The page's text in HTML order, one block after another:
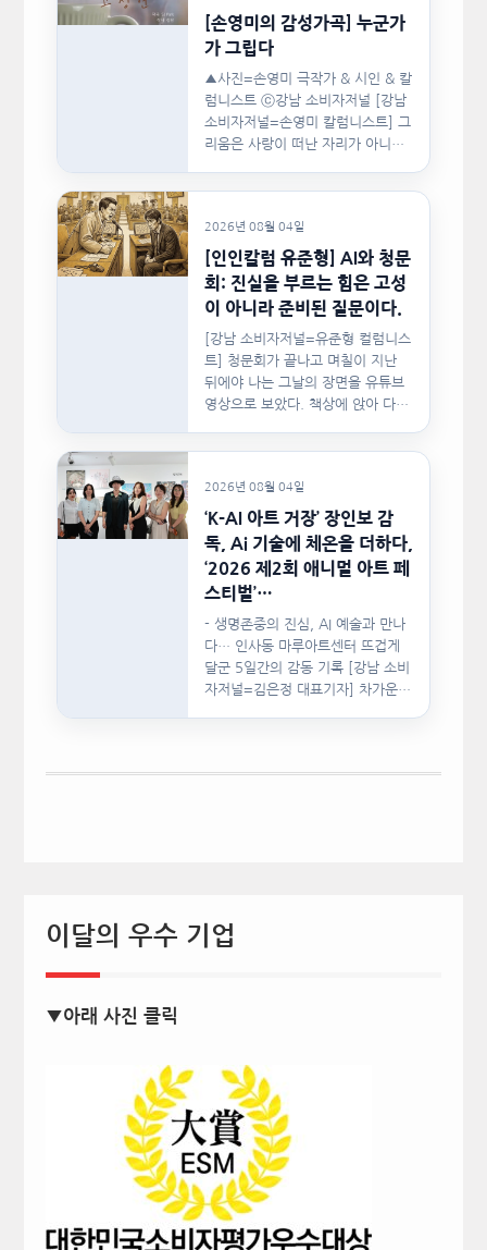
[손영미의 감성가곡] 누군가
가 그립다
▲사진=손영미 극작가 & 시인 & 칼
럼니스트 ⓒ강남 소비자저널 [강남
소비자저널=손영미 칼럼니스트] 그
리움은 사랑이 떠난 자리가 아니라,
2026년 08월 04일
[인인칼럼 유준형] AI와 청문
회: 진실을 부르는 힘은 고성
이 아니라 준비된 질문이다.
[강남 소비자저널=유준형 컬럼니스
트] 청문회가 끝나고 며칠이 지난
뒤에야 나는 그날의 장면을 유튜브
영상으로 보았다. 책상에 앉아 다른
2026년 08월 04일
‘K-AI 아트 거장’ 장인보 감
독, Ai 기술에 체온을 더하다,
‘2026 제2회 애니멀 아트 페
스티벌’…
- 생명존중의 진심, AI 예술과 만나
다… 인사동 마루아트센터 뜨겁게
달군 5일간의 감동 기록 [강남 소비
자저널=김은정 대표기자] 차가운
이달의 우수 기업
▼아래 사진 클릭